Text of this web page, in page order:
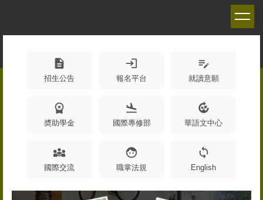
description
招生公告
login
報名平台
edit_note
就讀意願
workspace_premium
奬助學金
flight_land
國際專修部
compost
華語文中心
diversity_3
國際交流
face
職掌法規
sync
English